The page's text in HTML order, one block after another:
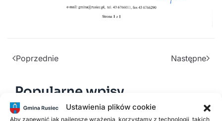
Ustawienia plików cookie
Aby zapewnić jak najlepsze wrażenia, korzystamy z technologii, takich
Poprzednie Następne
Popularne wpisy